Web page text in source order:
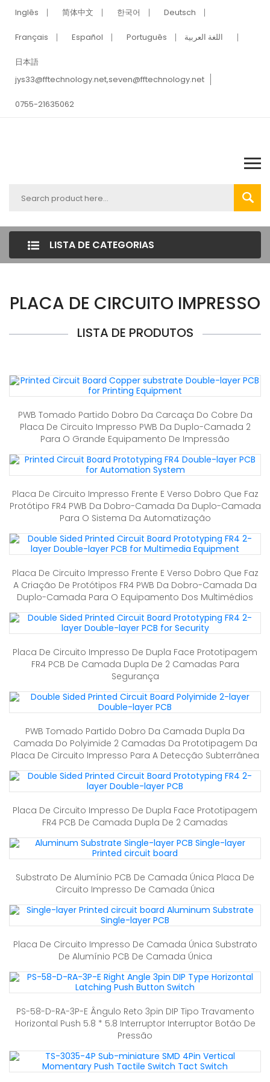
Inglês 简体中文 한국어 Deutsch
Français Español Português اللغة العربية
日本語
jys33@fftechnology.net,seven@fftechnology.net
0755-21635062
LISTA DE CATEGORIAS
PLACA DE CIRCUITO IMPRESSO
LISTA DE PRODUTOS
PWB Tomado Partido Dobro Da Carcaça Do Cobre Da
Placa De Circuito Impresso PWB Da Duplo-Camada 2
Para O Grande Equipamento De Impressão
Placa De Circuito Impresso Frente E Verso Dobro Que Faz
Protótipo FR4 PWB Da Dobro-Camada Da Duplo-Camada
Para O Sistema Da Automatização
Placa De Circuito Impresso Frente E Verso Dobro Que Faz
A Criação De Protótipos FR4 PWB Da Dobro-Camada Da
Duplo-Camada Para O Equipamento Dos Multimédios
Placa De Circuito Impresso De Dupla Face Prototipagem
FR4 PCB De Camada Dupla De 2 Camadas Para
Segurança
PWB Tomado Partido Dobro Da Camada Dupla Da
Camada Do Polyimide 2 Camadas Da Prototipagem Da
Placa De Circuito Impresso Para A Detecção Subterrânea
Placa De Circuito Impresso De Dupla Face Prototipagem
FR4 PCB De Camada Dupla De 2 Camadas
Substrato De Alumínio PCB De Camada Única Placa De
Circuito Impresso De Camada Única
Placa De Circuito Impresso De Camada Única Substrato
De Alumínio PCB De Camada Única
PS-58-D-RA-3P-E Ângulo Reto 3pin DIP Tipo Travamento
Horizontal Push 5.8 * 5.8 Interruptor Interruptor Botão De
Pressão